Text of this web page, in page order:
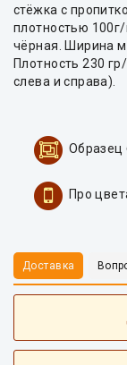
стёжка с
плотностью
чёрная. Ширина
Плотность 230
слева и справа).
Образец
Про
Доставка